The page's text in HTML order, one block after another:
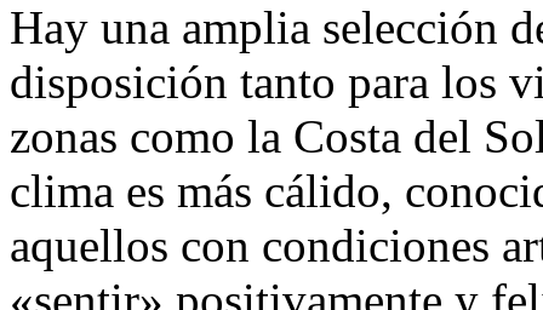
Hay una amplia selección
disposición tanto para los
zonas como la Costa del
clima es más cálido,
aquellos con condiciones